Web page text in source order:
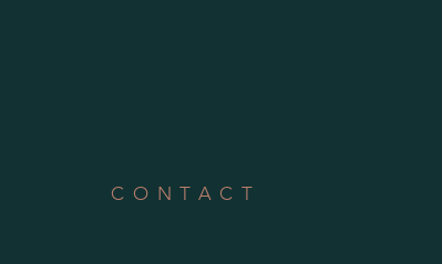
CONTACT